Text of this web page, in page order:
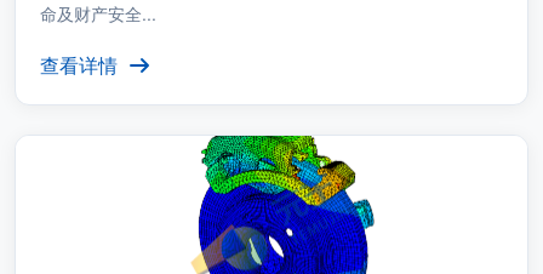
命及财产安全...
查看详情